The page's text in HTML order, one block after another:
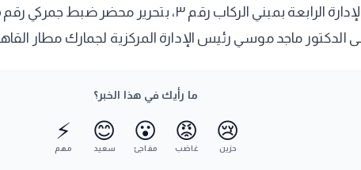
ما رأيك في هذا الخبر؟
😢
حزين
😡
غاضب
😮
مفاجئ
😊
سعيد
⚡
مهم